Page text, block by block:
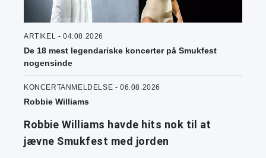
ARTIKEL - 04.08.2026
De 18 mest legendariske koncerter på Smukfest
nogensinde
KONCERTANMELDELSE - 06.08.2026
Robbie Williams
Robbie Williams havde hits nok til at
jævne Smukfest med jorden